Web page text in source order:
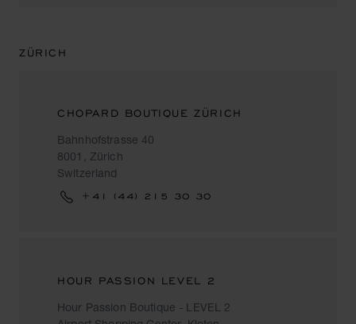
ZÜRICH
CHOPARD BOUTIQUE ZÜRICH
Bahnhofstrasse 40
8001, Zürich
Switzerland
+41 (44) 215 30 30
HOUR PASSION LEVEL 2
Hour Passion Boutique - LEVEL 2